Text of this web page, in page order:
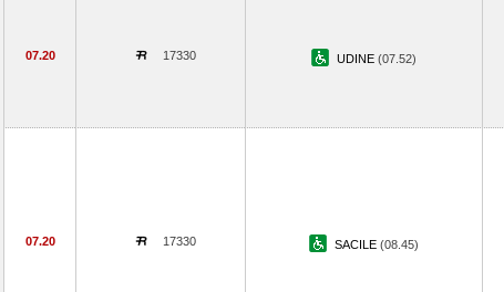
07.20 17330 UDINE (07.52)
07.20 17330 SACILE (08.45)